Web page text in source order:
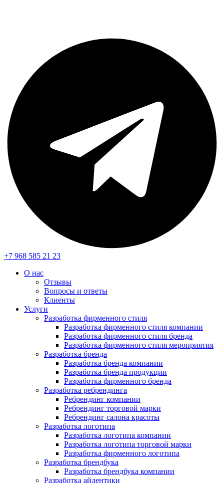
+7 968 585 21 23
О нас
Отзывы
Вопросы и ответы
Клиенты
Услуги
Разработка фирменного стиля
Разработка фирменного стиля компании
Разработка фирменного стиля бренда
Разработка фирменного стиля мероприятия
Разработка бренда
Разработка бренда компании
Разработка бренда продукции
Разработка фирменного бренда
Разработка ребрендинга
Ребрендинг компании
Ребрендинг торговой марки
Ребрендинг салона красоты
Разработка логотипа
Разработка логотипа компании
Разработка логотипа торговой марки
Разработка фирменного логотипа
Разработка брендбука
Разработка брендбука компании
Разработка айдентики